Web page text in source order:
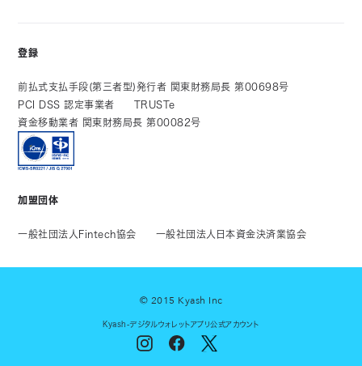
登録
前払式支払手段(第三者型)発行者 関東財務局長 第00698号
PCI DSS 認定事業者
TRUSTe
資金移動業者 関東財務局長 第00082号
加盟団体
一般社団法人Fintech協会 一般社団法人日本資金決済業協会
© 2015 Kyash Inc
Kyash-デジタルウォレットアプリ公式アカウント